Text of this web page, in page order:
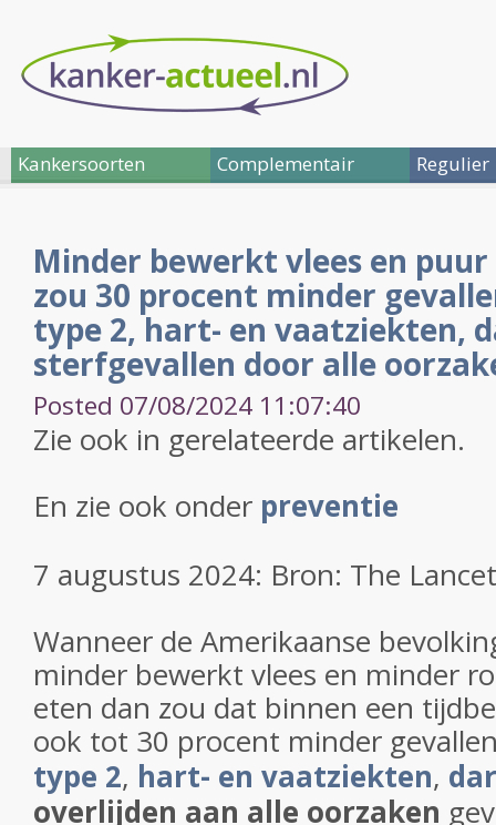
Kankersoorten Complementair Regulier
Minder bewerkt vlees en
zou 30 procent minder
type 2, hart- en vaatziekten,
sterfgevallen door alle
Posted 07/08/2024 11:07:40
Zie ook in gerelateerde artikelen.
En zie ook onder preventie
7 augustus 2024: Bron: The Lancet
Wanneer de Amerikaanse
minder bewerkt vlees en minder
eten dan zou dat binnen een
ook tot 30 procent minder
type 2, hart- en vaatziekten,
overlijden aan alle oorzaken